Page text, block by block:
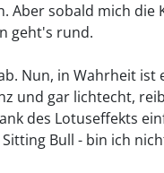
Aber sobald mich
geht's rund.
Nun, in Wahrheit
und gar lichtecht,
des Lotuseffekts
Bull - bin ich